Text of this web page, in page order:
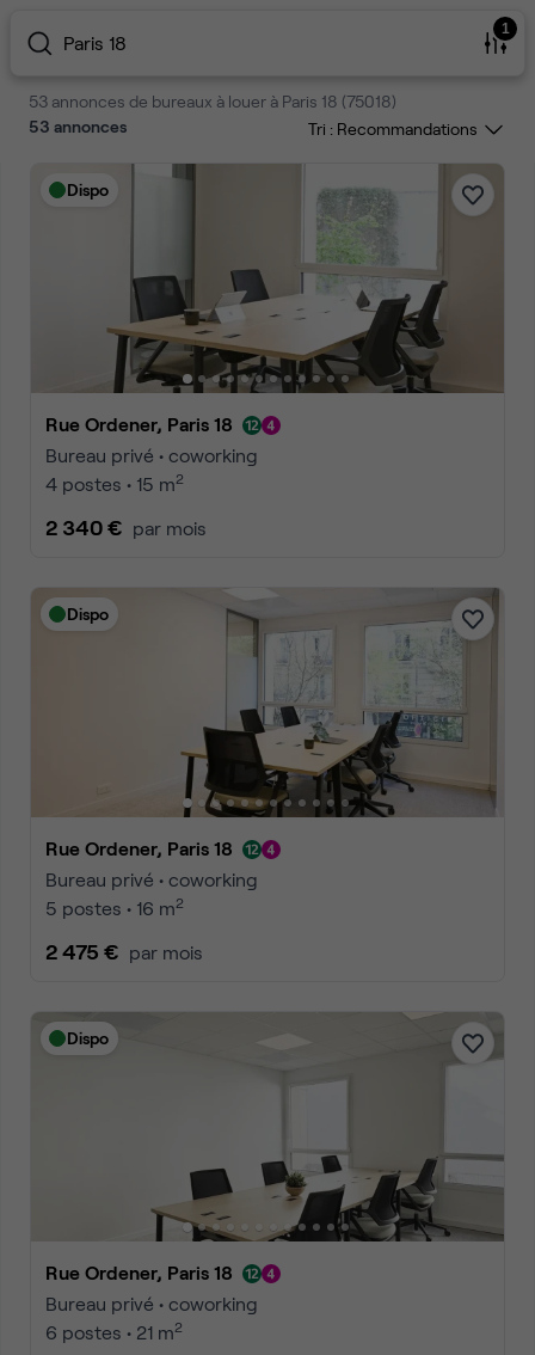
Paris 18
1
53 annonces de bureaux à louer à Paris 18 (75018)
53 annonces Tri :
Dispo
Rue Ordener, Paris 18
Bureau privé • coworking
4 postes • 15 m2
2 340 € par mois
Dispo
Rue Ordener, Paris 18
Bureau privé • coworking
5 postes • 16 m2
2 475 € par mois
Dispo
Rue Ordener, Paris 18
Bureau privé • coworking
6 postes • 21 m2